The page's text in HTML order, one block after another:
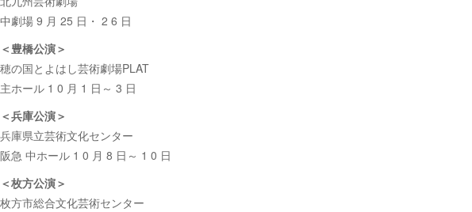
中劇場 9 月 25 日・ 2 6 日
＜豊橋公演＞
穂の国とよはし芸術劇場PLAT
主ホール 1 0 月 1 日～ 3 日
＜兵庫公演＞
兵庫県立芸術文化センター
阪急 中ホール 1 0 月 8 日～ 1 0 日
＜枚方公演＞
枚方市総合文化芸術センター